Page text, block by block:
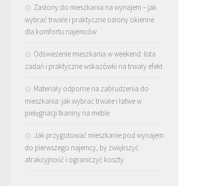
Zasłony do mieszkania na wynajem – jak
wybrać trwałe i praktyczne osłony okienne
dla komfortu najemców
Odświeżenie mieszkania w weekend: lista
zadań i praktyczne wskazówki na trwały efekt
Materiały odporne na zabrudzenia do
mieszkania: jak wybrać trwałe i łatwe w
pielęgnacji tkaniny na meble
Jak przygotować mieszkanie pod wynajem
do pierwszego najemcy, by zwiększyć
atrakcyjność i ograniczyć koszty